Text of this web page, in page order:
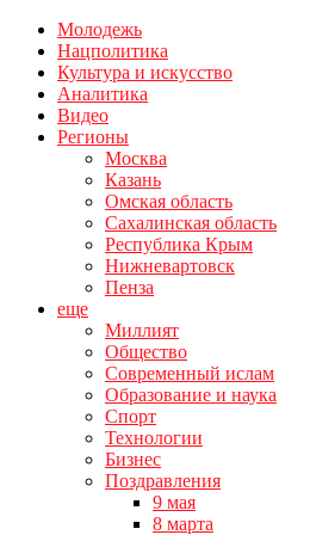
Молодежь
Нацполитика
Культура и искусство
Аналитика
Видео
Регионы
Москва
Казань
Омская область
Сахалинская область
Республика Крым
Нижневартовск
Пенза
еще
Миллият
Общество
Современный ислам
Образование и наука
Спорт
Технологии
Бизнес
Поздравления
9 мая
8 марта